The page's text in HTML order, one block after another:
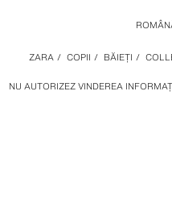
NU AUTORIZEZ VINDEREA
ZARA / COPII / BĂIEȚI /